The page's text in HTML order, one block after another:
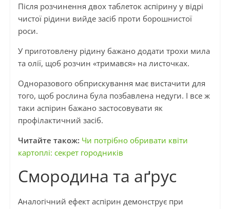
Після розчинення двох таблеток аспірину у відрі
чистої рідини вийде засіб проти борошнистої
роси.
У приготовлену рідину бажано додати трохи мила
та олії, щоб розчин «тримався» на листочках.
Одноразового обприскування має вистачити для
того, щоб рослина була позбавлена недуги. І все ж
таки аспірин бажано застосовувати як
профілактичний засіб.
Читайте також: Чи потрібно обривати квіти
картоплі: секрет городників
Смородина та аґрус
Аналогічний ефект аспірин демонструє при